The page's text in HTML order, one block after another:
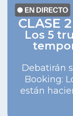
CLASE
Los 5
Debatirán
Booking:
están